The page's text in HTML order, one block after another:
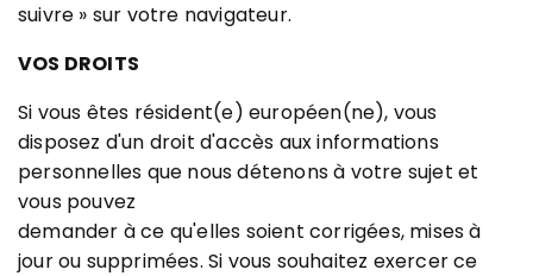
suivre » sur votre navigateur.
VOS DROITS
Si vous êtes résident(e) européen(ne), vous
disposez d'un droit d'accès aux informations
personnelles que nous détenons à votre sujet et
vous pouvez
demander à ce qu'elles soient corrigées, mises à
jour ou supprimées. Si vous souhaitez exercer ce